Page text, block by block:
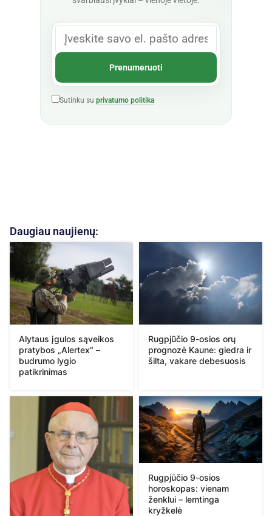
Sutinku su privatumo politika
Daugiau naujienų:
Alytaus įgulos sąveikos
pratybos „Alertex“ –
budrumo lygio
patikrinimas
Rugpjūčio 9-osios orų
prognozė Kaune: giedra ir
šilta, vakare debesuosis
Rugpjūčio 9-osios
horoskopas: vienam
ženklui – lemtinga
kryžkelė